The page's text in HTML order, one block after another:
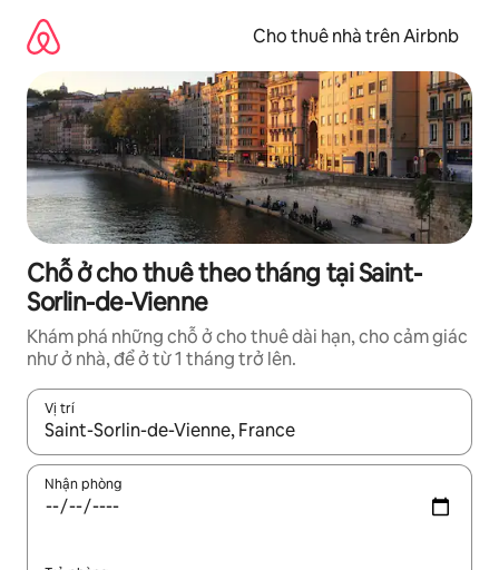
dung
Cho thuê nhà trên Airbnb
Chỗ ở cho thuê theo tháng tại Saint-
Sorlin-de-Vienne
Khám phá những chỗ ở cho thuê dài hạn, cho cảm giác
như ở nhà, để ở từ 1 tháng trở lên.
Vị trí
Khi có kết quả, hãy điều hướng bằng phím mũi tên lên và
Nhận phòng